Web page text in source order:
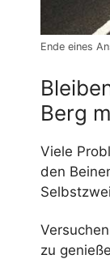
Ende eines
Berg
Viele
den
zu